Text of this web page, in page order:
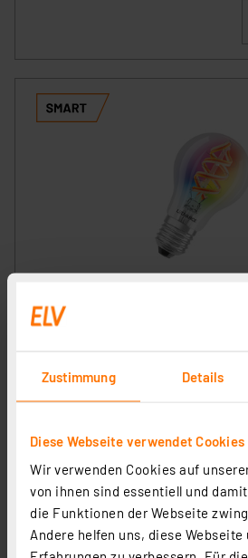
Zustimmung Details
Diese Webseite verwendet Cookies
Wir verwenden Cookies auf
von ihnen sind essentiell und
die Funktionen der Webseite
Andere helfen uns, diese Webseite
300 lm, RGBW, 2700-6500 K,
Artikel-Nr. 252853
Produktdatenblatt